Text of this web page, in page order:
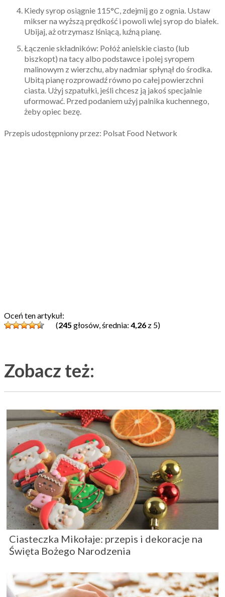
Kiedy syrop osiągnie 115°C, zdejmij go z ognia. Ustaw
mikser na wyższą prędkość i powoli wlej syrop do białek.
Ubijaj, aż otrzymasz lśniącą, luźną pianę.
Łączenie składników: Połóż anielskie ciasto (lub
biszkopt) na tacy albo podstawce i polej syropem
malinowym z wierzchu, aby nadmiar spłynął do środka.
Ubitą pianę rozprowadź równo po całej powierzchni
ciasta. Użyj szpatułki, jeśli chcesz ją jakoś specjalnie
uformować. Przed podaniem użyj palnika kuchennego,
żeby opiec bezę.
Przepis udostępniony przez: Polsat Food Network
Oceń ten artykuł:
(245 głosów, średnia: 4,26 z 5)
Zobacz też:
Ciasteczka Mikołaje: przepis i dekoracje na
Święta Bożego Narodzenia